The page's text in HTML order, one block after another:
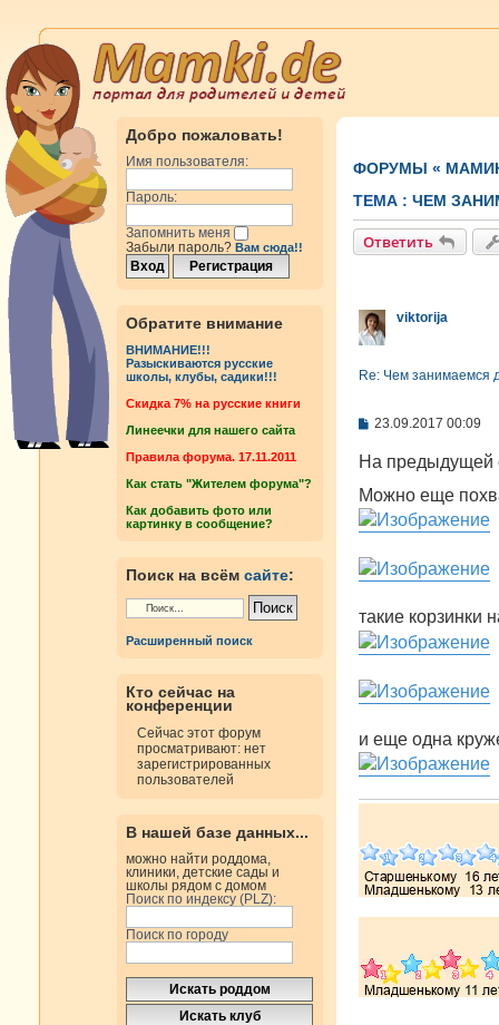
Добро пожаловать!
Имя пользователя:
Пароль:
Запомнить меня
Забыли пароль? Вам сюда!!
Обратите внимание
ВНИМАНИЕ!!!
Разыскиваются русские
школы, клубы, садики!!!
Cкидка 7% на русские книги
Линеечки для нашего сайта
Правила форума. 17.11.2011
Как стать "Жителем форума"?
Как добавить фото или
картинку в сообщение?
Поиск на всём сайте:
Расширенный поиск
Кто сейчас на
конференции
Сейчас этот форум
просматривают: нет
зарегистрированных
пользователей
В нашей базе данных...
можно найти роддома,
клиники, детские сады и
школы рядом с домом
Поиск по индексу (PLZ):
Поиск по городу
ФОРУМЫ «
ТЕМА : ЧЕМ
Ответить
viktorija
Re: Чем занимаемся
С
о
б
щ
е
н
и
23.09.2017 00:09
На предыдущей
Можно еще
такие корзинки
и еще одна